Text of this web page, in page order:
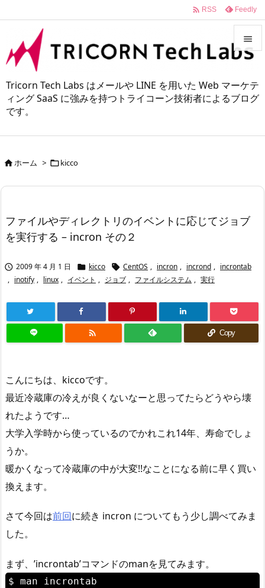
Tricorn Tech Labs はメールや LINE を用いた Web マーケテ
ィング SaaS に強みを持つトライコーン技術者によるブログ
です。



 RSS Feedly
ホーム > kicco
ファイルやディレクトリのイベントに応じてジョブ
を実行する – incron その２
 2009 年 4 月 1 日  kicco  CentOS , incron , incrond , incrontab
, inotify , linux , イベント , ジョブ , ファイルシステム , 実行
 Copy
こんにちは、kiccoです。
最近冷蔵庫の冷えが良くないなーと思ってたらどうやら壊
れたようです…
大学入学時から使っているのでかれこれ14年、寿命でしょ
うか。
暖かくなって冷蔵庫の中が大変!!なことになる前に早く買い
換えます。
さて今回は前回に続き incron についてもう少し調べてみま
した。
まず、’incrontab’コマンドのmanを見てみます。
$ man incrontab